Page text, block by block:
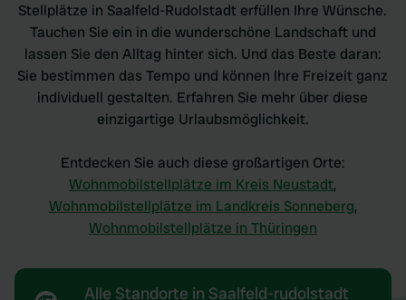
Stellplätze in Saalfeld-Rudolstadt erfüllen Ihre Wünsche.
Tauchen Sie ein in die wunderschöne Landschaft und
lassen Sie den Alltag hinter sich. Und das Beste daran:
Sie bestimmen das Tempo und können Ihre Freizeit ganz
individuell gestalten. Erfahren Sie mehr über diese
einzigartige Urlaubsmöglichkeit.
Entdecken Sie auch diese großartigen Orte:
Wohnmobilstellplätze im Kreis Neustadt,
Wohnmobilstellplätze im Landkreis Sonneberg,
Wohnmobilstellplätze in Thüringen
Alle Standorte in Saalfeld-rudolstadt